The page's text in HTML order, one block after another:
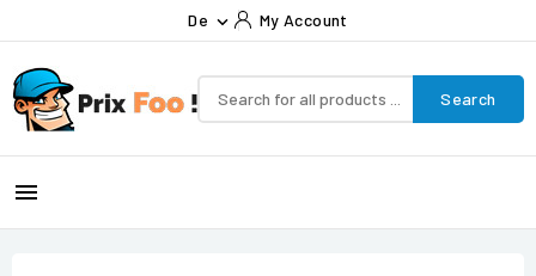
De  My Account
Search
